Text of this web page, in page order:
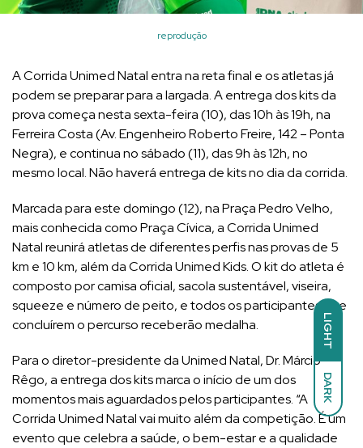
LIGHT
DARK
reprodução
A Corrida Unimed Natal entra na reta final e os atletas já
podem se preparar para a largada. A entrega dos kits da
prova começa nesta sexta-feira (10), das 10h às 19h, na
Ferreira Costa (Av. Engenheiro Roberto Freire, 142 – Ponta
Negra), e continua no sábado (11), das 9h às 12h, no
mesmo local. Não haverá entrega de kits no dia da corrida.
Marcada para este domingo (12), na Praça Pedro Velho,
mais conhecida como Praça Cívica, a Corrida Unimed
Natal reunirá atletas de diferentes perfis nas provas de 5
km e 10 km, além da Corrida Unimed Kids. O kit do atleta é
composto por camisa oficial, sacola sustentável, viseira,
squeeze e número de peito, e todos os participantes que
concluírem o percurso receberão medalha.
Para o diretor-presidente da Unimed Natal, Dr. Márcio
Rêgo, a entrega dos kits marca o início de um dos
momentos mais aguardados pelos participantes. “A
Corrida Unimed Natal vai muito além da competição. É um
evento que celebra a saúde, o bem-estar e a qualidade